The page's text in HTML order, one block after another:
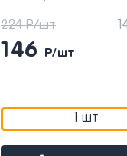
224 Р/шт
146 Р/шт
1 шт